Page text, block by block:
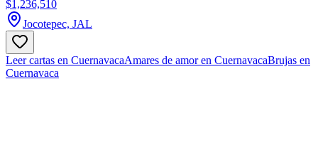
$1,236,510
Jocotepec, JAL
Leer cartas en CuernavacaAmares de amor en CuernavacaBrujas en
Cuernavaca